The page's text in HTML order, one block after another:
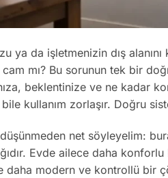
ya da işletmenizin dış
cam mı? Bu sorunun tek bir
beklentinize ve ne kadar
kullanım zorlaşır. Doğru
net söyleyelim:
Evde ailece daha
daha modern ve kontrollü bir